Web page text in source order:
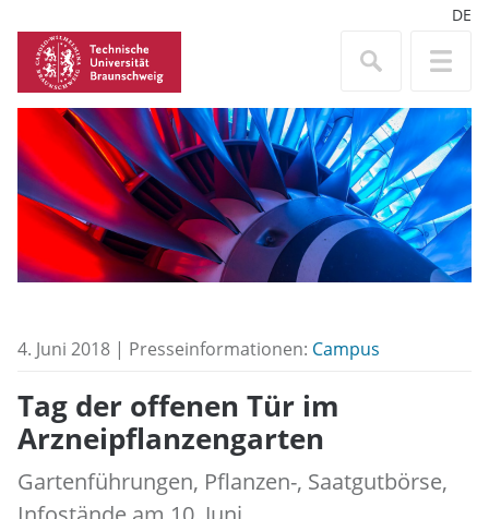
DE
4. Juni 2018 | Presseinformationen: Campus
Tag der offenen Tür im
Arzneipflanzengarten
Gartenführungen, Pflanzen-, Saatgutbörse,